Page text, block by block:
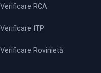
Verificare RCA
Verificare ITP
Verificare Rovinietă